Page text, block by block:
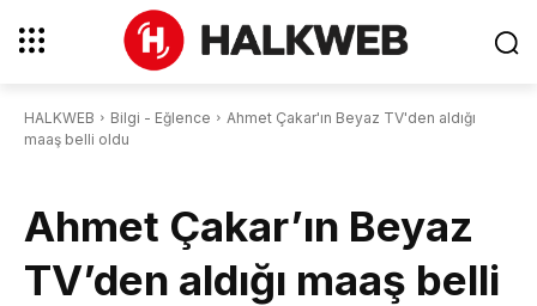
HALKWEB Bilgi - Eğlence
Ahmet Çakar'ın Beyaz TV'den aldığı
maaş belli oldu
Ahmet Çakar’ın Beyaz
TV’den aldığı maaş belli